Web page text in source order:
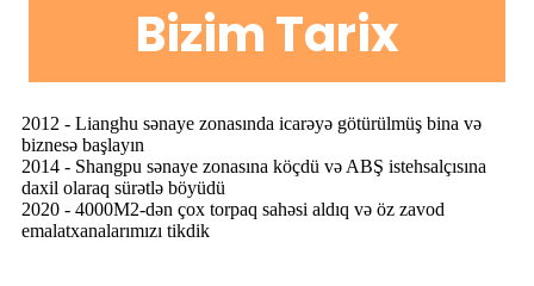
Bizim Tarix
2012 - Lianghu sənaye zonasında icarəyə götürülmüş bina və
biznesə başlayın
2014 - Shangpu sənaye zonasına köçdü və ABŞ istehsalçısına
daxil olaraq sürətlə böyüdü
2020 - 4000M2-dən çox torpaq sahəsi aldıq və öz zavod
emalatxanalarımızı tikdik